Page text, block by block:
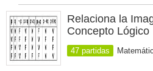
Relaciona la
Concepto Lógico
47 partidas